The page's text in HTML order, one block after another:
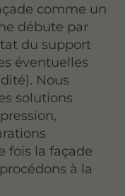
comme un
débute par
du support
éventuelles
Nous
solutions
fois la façade
à la